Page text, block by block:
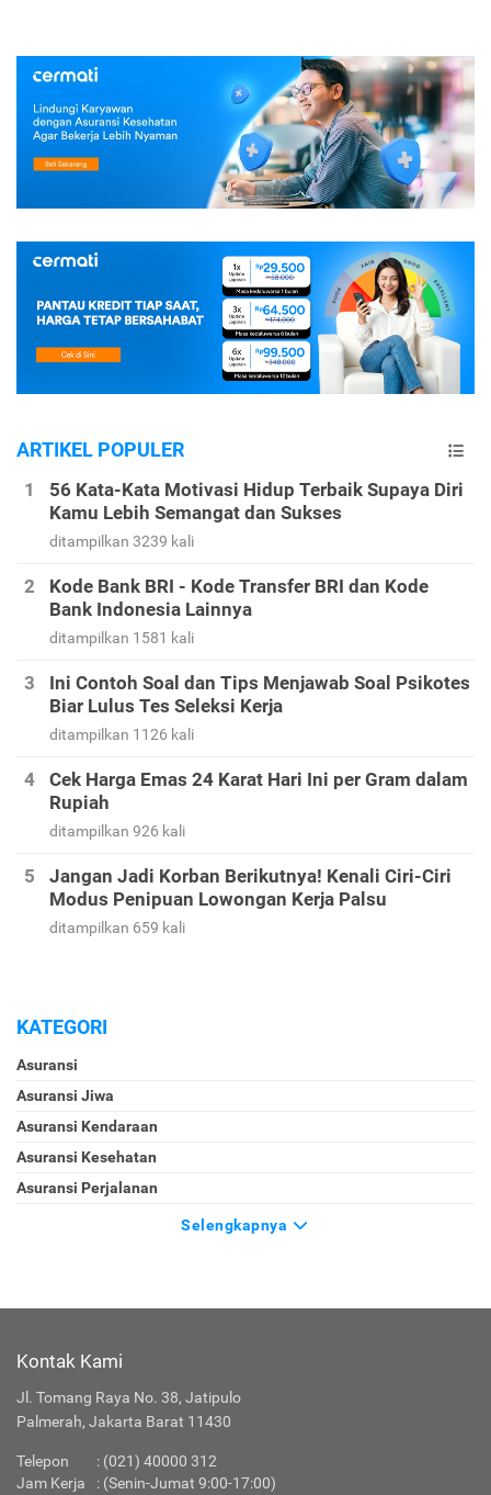
ARTIKEL POPULER
56 Kata-Kata Motivasi Hidup Terbaik Supaya Diri
Kamu Lebih Semangat dan Sukses
ditampilkan 3239 kali
Kode Bank BRI - Kode Transfer BRI dan Kode
Bank Indonesia Lainnya
ditampilkan 1581 kali
Ini Contoh Soal dan Tips Menjawab Soal Psikotes
Biar Lulus Tes Seleksi Kerja
ditampilkan 1126 kali
Cek Harga Emas 24 Karat Hari Ini per Gram dalam
Rupiah
ditampilkan 926 kali
Jangan Jadi Korban Berikutnya! Kenali Ciri-Ciri
Modus Penipuan Lowongan Kerja Palsu
ditampilkan 659 kali
KATEGORI
Asuransi
Asuransi Jiwa
Asuransi Kendaraan
Asuransi Kesehatan
Asuransi Perjalanan
Selengkapnya
Kontak Kami
Jl. Tomang Raya No. 38, Jatipulo
Palmerah, Jakarta Barat 11430
Telepon : (021) 40000 312
Jam Kerja
: (Senin-Jumat 9:00-17:00)